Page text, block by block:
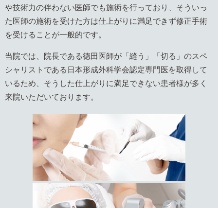
や技術力の伴わない医師でも施術を行っており、そういっ
た医師の施術を受けた方は仕上がりに満足できず修正手術
を受けることが一般的です。
当院では、院長である徳田医師が「縫う」「切る」のスペ
シャリストである 日本形成外科学会認定専門医を取得して
いるため、そうした仕上がりに満足できない患者様が多く
来院いただいております。